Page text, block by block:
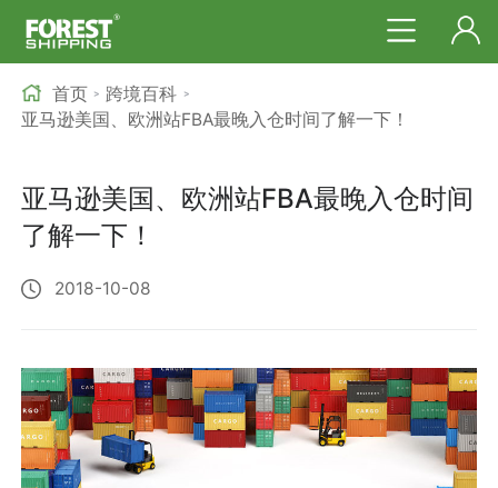
首页 > 跨境百科 >
亚马逊美国、欧洲站FBA最晚入仓时间了解一下！
亚马逊美国、欧洲站FBA最晚入仓时间
了解一下！
2018-10-08